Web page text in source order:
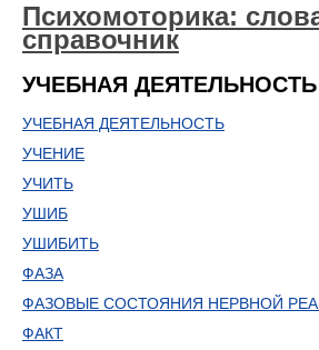
Психомоторика:
справочник
УЧЕБНАЯ
УЧЕБНАЯ ДЕЯТЕЛЬНОСТЬ
УЧЕНИЕ
УЧИТЬ
УШИБ
УШИБИТЬ
ФАЗА
ФАЗОВЫЕ СОСТОЯНИЯ НЕРВНОЙ
ФАКТ